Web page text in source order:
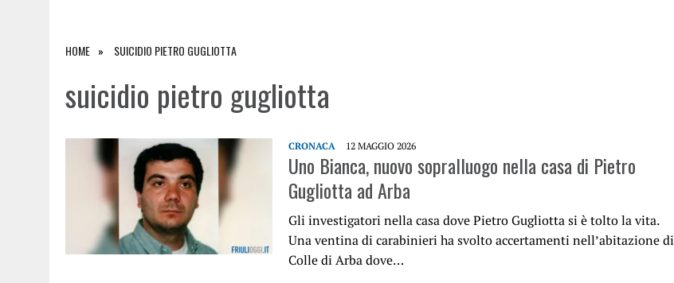
HOME SUICIDIO PIETRO GUGLIOTTA
suicidio pietro gugliotta
CRONACA 12 MAGGIO 2026
Uno Bianca, nuovo sopralluogo nella casa di Pietro
Gugliotta ad Arba
Gli investigatori nella casa dove Pietro Gugliotta si è tolto la vita.
Una ventina di carabinieri ha svolto accertamenti nell’abitazione di
Colle di Arba dove…